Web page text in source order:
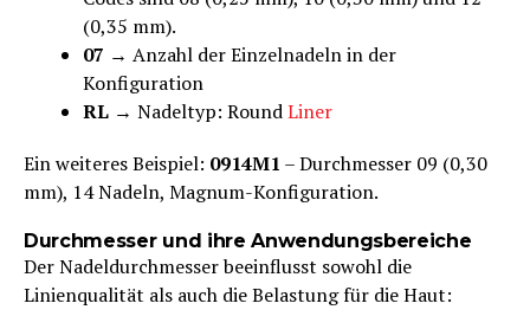
(0,35 mm).
07 → Anzahl der Einzelnadeln in der
Konfiguration
RL → Nadeltyp: RoundLiner
Ein weiteres Beispiel: 0914M1 – Durchmesser 09 (0,30
mm), 14 Nadeln, Magnum-Konfiguration.
Durchmesser und ihre Anwendungsbereiche
Der Nadeldurchmesser beeinflusst sowohl die
Linienqualität als auch die Belastung für die Haut: